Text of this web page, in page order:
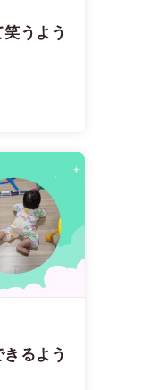
笑うよう
きるよう